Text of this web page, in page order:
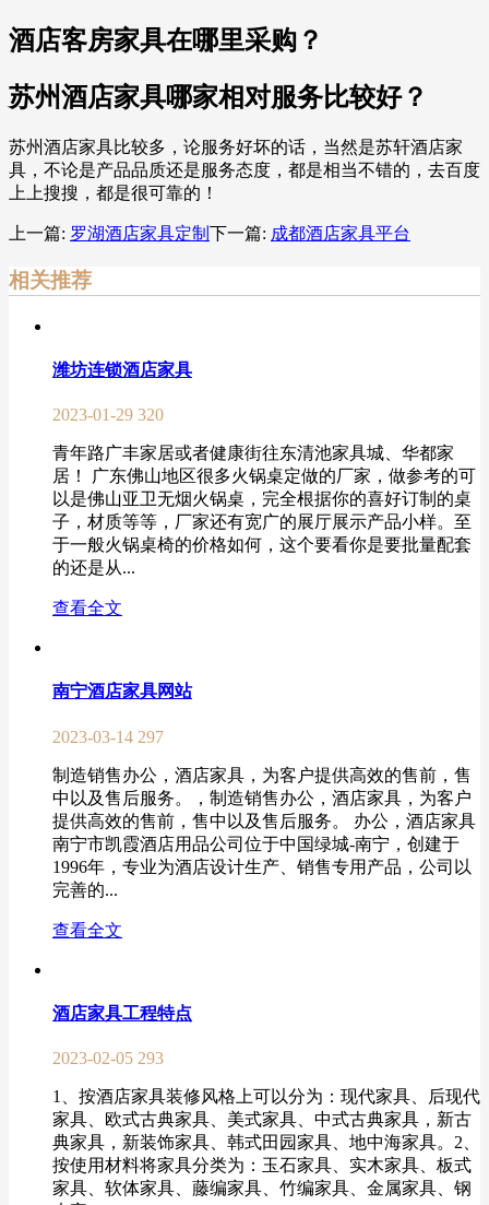
酒店客房家具在哪里采购？
苏州酒店家具哪家相对服务比较好？
苏州酒店家具比较多，论服务好坏的话，当然是苏轩酒店家
具，不论是产品品质还是服务态度，都是相当不错的，去百度
上上搜搜，都是很可靠的！
上一篇: 罗湖酒店家具定制 下一篇: 成都酒店家具平台
相关推荐
潍坊连锁酒店家具
2023-01-29 320
青年路广丰家居或者健康街往东清池家具城、华都家
居！ 广东佛山地区很多火锅桌定做的厂家，做参考的可
以是佛山亚卫无烟火锅桌，完全根据你的喜好订制的桌
子，材质等等，厂家还有宽广的展厅展示产品小样。至
于一般火锅桌椅的价格如何，这个要看你是要批量配套
的还是从...
查看全文
南宁酒店家具网站
2023-03-14 297
制造销售办公，酒店家具，为客户提供高效的售前，售
中以及售后服务。，制造销售办公，酒店家具，为客户
提供高效的售前，售中以及售后服务。 办公，酒店家具
南宁市凯霞酒店用品公司位于中国绿城-南宁，创建于
1996年，专业为酒店设计生产、销售专用产品，公司以
完善的...
查看全文
酒店家具工程特点
2023-02-05 293
1、按酒店家具装修风格上可以分为：现代家具、后现代
家具、欧式古典家具、美式家具、中式古典家具，新古
典家具，新装饰家具、韩式田园家具、地中海家具。2、
按使用材料将家具分类为：玉石家具、实木家具、板式
家具、软体家具、藤编家具、竹编家具、金属家具、钢